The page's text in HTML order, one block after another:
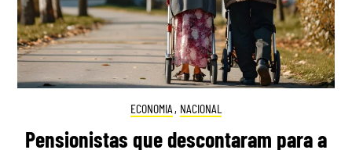
ECONOMIA , NACIONAL
Pensionistas que descontaram para a